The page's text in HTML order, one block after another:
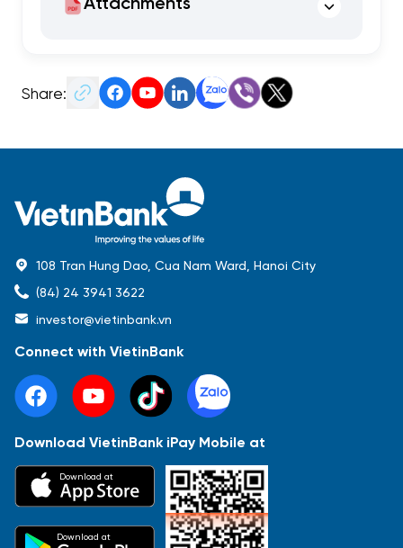
Báo cáo tài chính Thông tin giao dịch
Công bố thông tin Sự kiện
Attachments
Share:
108 Tran Hung Dao, Cua Nam Ward, Hanoi City
(84) 24 3941 3622
investor@vietinbank.vn
Connect with VietinBank
Download VietinBank iPay Mobile at
Download at
Download at